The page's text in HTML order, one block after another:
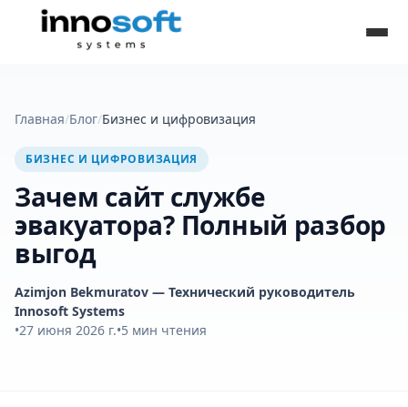
Главная/Блог/Бизнес и цифровизация
БИЗНЕС И ЦИФРОВИЗАЦИЯ
Зачем сайт службе
эвакуатора? Полный разбор
выгод
Azimjon Bekmuratov — Технический руководитель
Innosoft Systems
•27 июня 2026 г.•5 мин чтения